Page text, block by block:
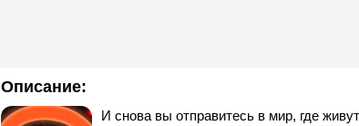
Описание:
И снова вы отправитесь в мир, где